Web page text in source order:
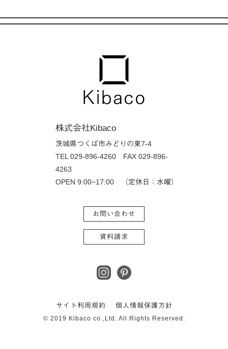
株式会社Kibaco
茨城県つくば市みどりの東7-4
TEL 029-896-4260 FAX 029-896-
4263
OPEN 9:00−17:00 （定休日：水曜）
お問い合わせ
資料請求
サイト利用規約 個人情報保護方針
© 2019 Kibaco co.,Ltd. All Rights Reserved.